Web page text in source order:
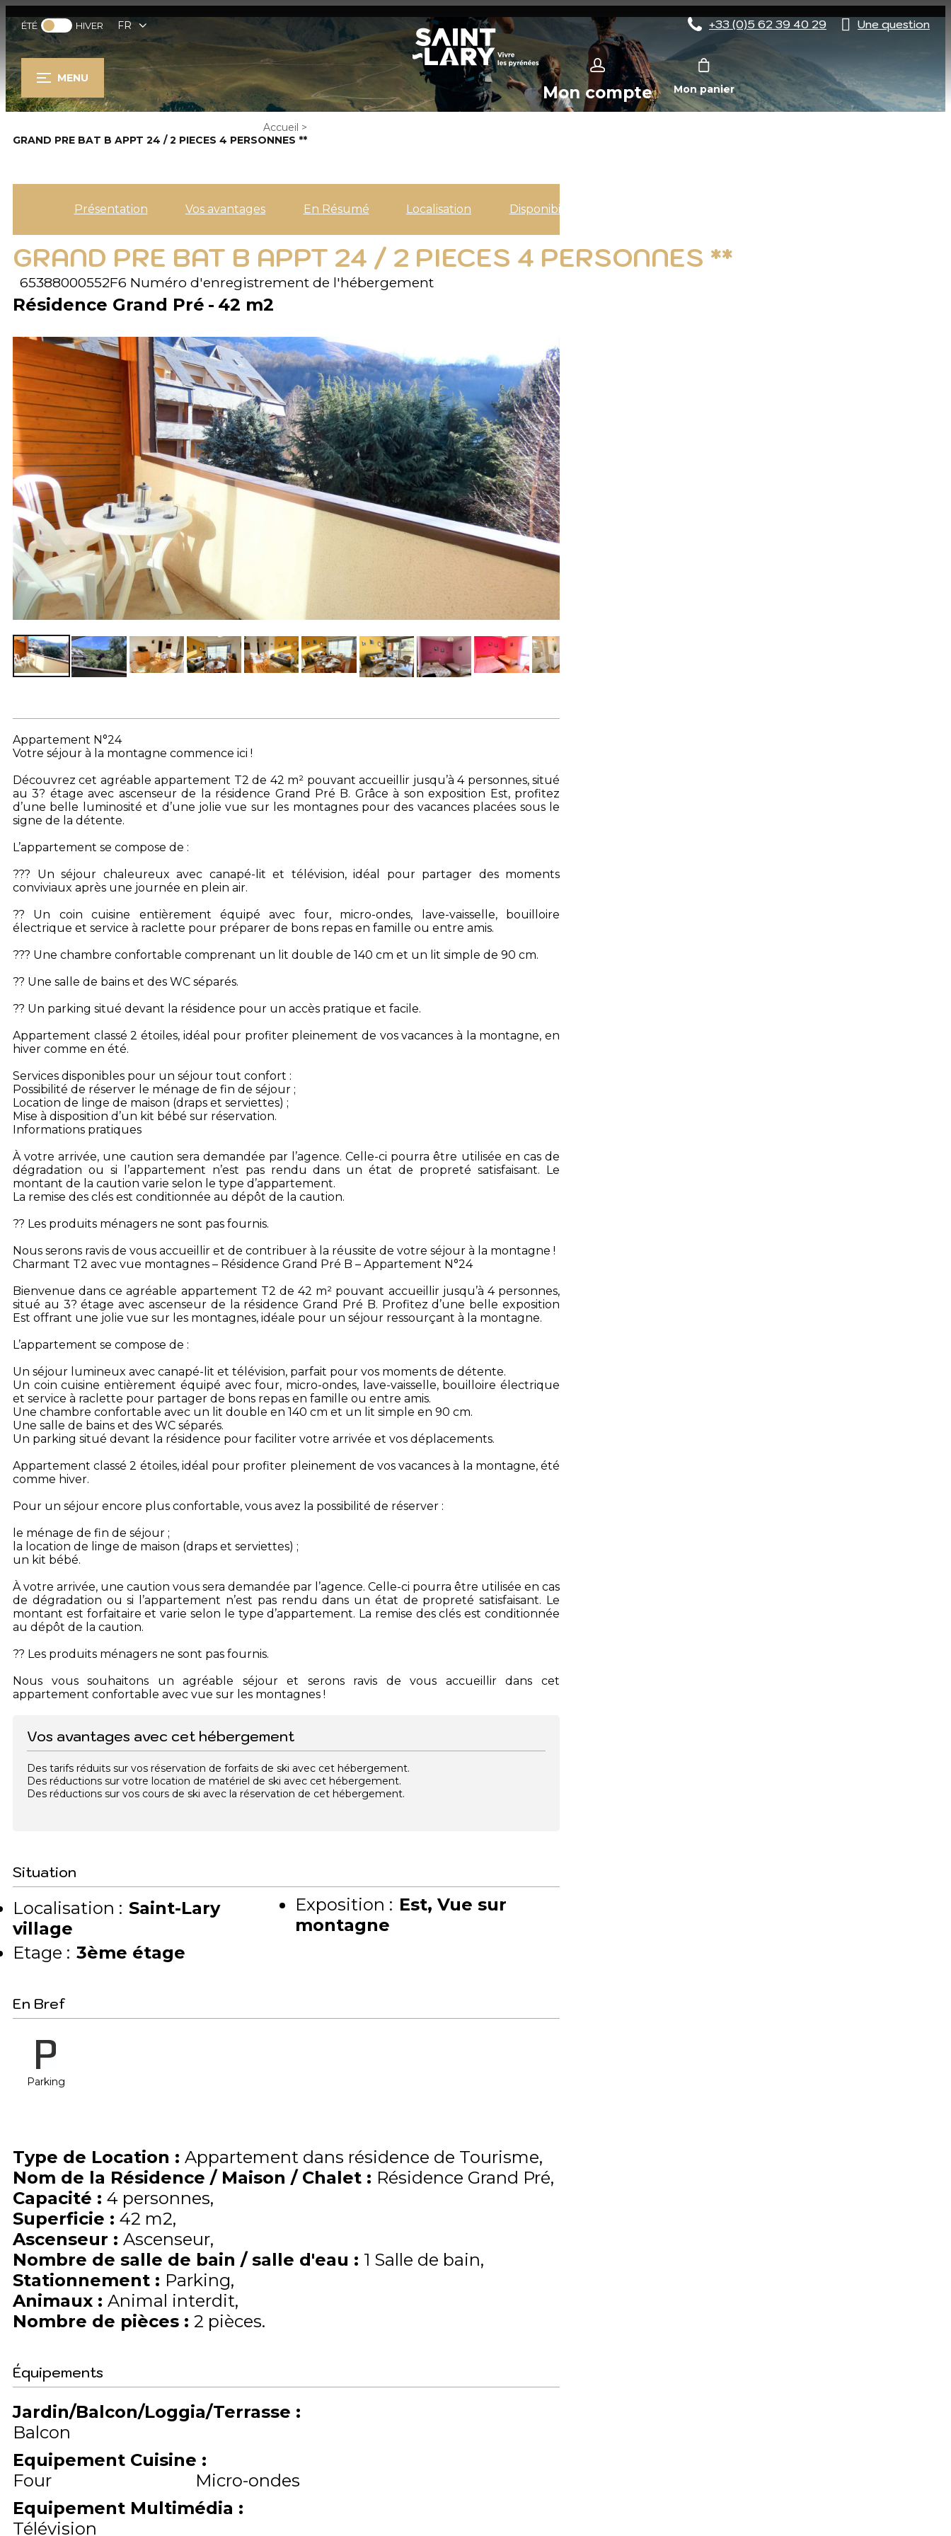
ÉTÉ HIVER FR +33 (0)5 62 39 40 29 Une question
MENU
Mon compte Mon panier
Accueil >
GRAND PRE BAT B APPT 24 / 2 PIECES 4 PERSONNES **
Présentation Vos avantages En Résumé Localisation Disponibilités
GRAND PRE BAT B APPT 24 / 2 PIECES 4 PERSONNES **
65388000552F6 Numéro d'enregistrement de l'hébergement
Résidence Grand Pré 42 m2
Appartement N°24
Votre séjour à la montagne commence ici !
Découvrez cet agréable appartement T2 de 42 m² pouvant accueillir jusqu’à 4 personnes, situé
au 3? étage avec ascenseur de la résidence Grand Pré B. Grâce à son exposition Est, profitez
d’une belle luminosité et d’une jolie vue sur les montagnes pour des vacances placées sous le
signe de la détente.
L’appartement se compose de :
??? Un séjour chaleureux avec canapé-lit et télévision, idéal pour partager des moments
conviviaux après une journée en plein air.
?? Un coin cuisine entièrement équipé avec four, micro-ondes, lave-vaisselle, bouilloire
électrique et service à raclette pour préparer de bons repas en famille ou entre amis.
??? Une chambre confortable comprenant un lit double de 140 cm et un lit simple de 90 cm.
?? Une salle de bains et des WC séparés.
?? Un parking situé devant la résidence pour un accès pratique et facile.
Appartement classé 2 étoiles, idéal pour profiter pleinement de vos vacances à la montagne, en
hiver comme en été.
Services disponibles pour un séjour tout confort :
Possibilité de réserver le ménage de fin de séjour ;
Location de linge de maison (draps et serviettes) ;
Mise à disposition d’un kit bébé sur réservation.
Informations pratiques
À votre arrivée, une caution sera demandée par l’agence. Celle-ci pourra être utilisée en cas de
dégradation ou si l’appartement n’est pas rendu dans un état de propreté satisfaisant. Le
montant de la caution varie selon le type d’appartement.
La remise des clés est conditionnée au dépôt de la caution.
?? Les produits ménagers ne sont pas fournis.
Nous serons ravis de vous accueillir et de contribuer à la réussite de votre séjour à la montagne !
Charmant T2 avec vue montagnes – Résidence Grand Pré B – Appartement N°24
Bienvenue dans ce agréable appartement T2 de 42 m² pouvant accueillir jusqu’à 4 personnes,
situé au 3? étage avec ascenseur de la résidence Grand Pré B. Profitez d’une belle exposition
Est offrant une jolie vue sur les montagnes, idéale pour un séjour ressourçant à la montagne.
L’appartement se compose de :
Un séjour lumineux avec canapé-lit et télévision, parfait pour vos moments de détente.
Un coin cuisine entièrement équipé avec four, micro-ondes, lave-vaisselle, bouilloire électrique
et service à raclette pour partager de bons repas en famille ou entre amis.
Une chambre confortable avec un lit double en 140 cm et un lit simple en 90 cm.
Une salle de bains et des WC séparés.
Un parking situé devant la résidence pour faciliter votre arrivée et vos déplacements.
Appartement classé 2 étoiles, idéal pour profiter pleinement de vos vacances à la montagne, été
comme hiver.
Pour un séjour encore plus confortable, vous avez la possibilité de réserver :
le ménage de fin de séjour ;
la location de linge de maison (draps et serviettes) ;
un kit bébé.
À votre arrivée, une caution vous sera demandée par l’agence. Celle-ci pourra être utilisée en cas
de dégradation ou si l’appartement n’est pas rendu dans un état de propreté satisfaisant. Le
montant est forfaitaire et varie selon le type d’appartement. La remise des clés est conditionnée
au dépôt de la caution.
?? Les produits ménagers ne sont pas fournis.
Nous vous souhaitons un agréable séjour et serons ravis de vous accueillir dans cet
appartement confortable avec vue sur les montagnes !
Vos avantages avec cet hébergement
Des tarifs réduits sur vos réservation de forfaits de ski avec cet hébergement.
Des réductions sur votre location de matériel de ski avec cet hébergement.
Des réductions sur vos cours de ski avec la réservation de cet hébergement.
Situation
Localisation : Saint-Lary
village
Etage : 3ème étage
Exposition : Est Vue sur
montagne
En Bref
Parking
Type de Location : Appartement dans résidence de Tourisme
Nom de la Résidence / Maison / Chalet : Résidence Grand Pré
Capacité : 4 personnes
Superficie : 42 m2
Ascenseur : Ascenseur
Nombre de salle de bain / salle d'eau : 1 Salle de bain
Stationnement : Parking
Animaux : Animal interdit
Nombre de pièces : 2 pièces
Équipements
Jardin/Balcon/Loggia/Terrasse :
Balcon
Equipement Cuisine :
Four
Micro-ondes
Equipement Multimédia :
Télévision